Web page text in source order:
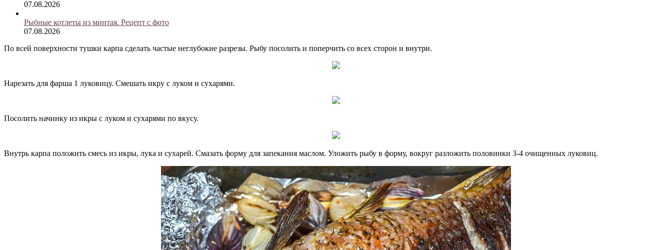
07.08.2026
Рыбные котлеты из минтая. Рецепт с фото
07.08.2026
По всей поверхности тушки карпа сделать частые неглубокие разрезы. Рыбу посолить и поперчить со всех сторон и внутри.
Нарезать для фарша 1 луковицу. Смешать икру с луком и сухарями.
Посолить начинку из икры с луком и сухарями по вкусу.
Внутрь карпа положить смесь из икры, лука и сухарей. Смазать форму для запекания маслом. Уложить рыбу в форму, вокруг разложить половинки 3-4 очищенных луковиц.